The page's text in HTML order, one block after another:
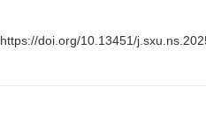
https://doi.org/10.13451/